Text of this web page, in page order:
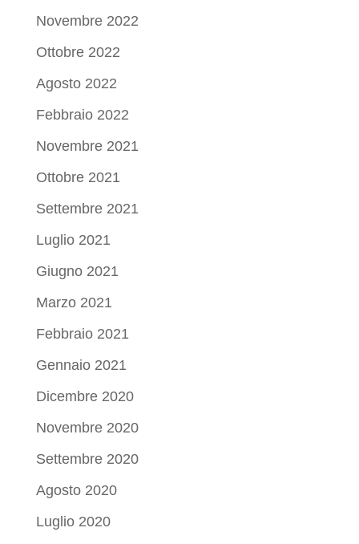
Novembre 2022
Ottobre 2022
Agosto 2022
Febbraio 2022
Novembre 2021
Ottobre 2021
Settembre 2021
Luglio 2021
Giugno 2021
Marzo 2021
Febbraio 2021
Gennaio 2021
Dicembre 2020
Novembre 2020
Settembre 2020
Agosto 2020
Luglio 2020